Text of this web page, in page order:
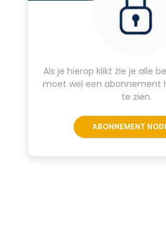
Als je hierop klikt zie je alle
moet wel een abonnement
te zien.
ABONNEMENT